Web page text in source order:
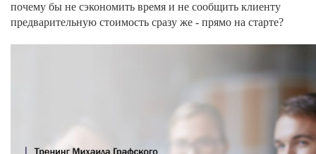
почему бы не сэкономить время и не сообщить клиенту
предварительную стоимость сразу же - прямо на старте?